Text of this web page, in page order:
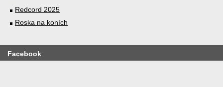
Redcord 2025
Roska na koních
Facebook